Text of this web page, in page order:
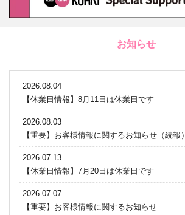
お知らせ
2026.08.04
【休業日情報】8月11日は休業日です
2026.08.03
【重要】お客様情報に関するお知らせ（続報）
2026.07.13
【休業日情報】7月20日は休業日です
2026.07.07
【重要】お客様情報に関するお知らせ